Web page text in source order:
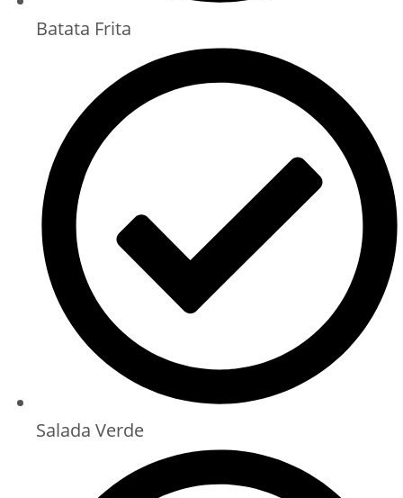
Batata Frita
Salada Verde